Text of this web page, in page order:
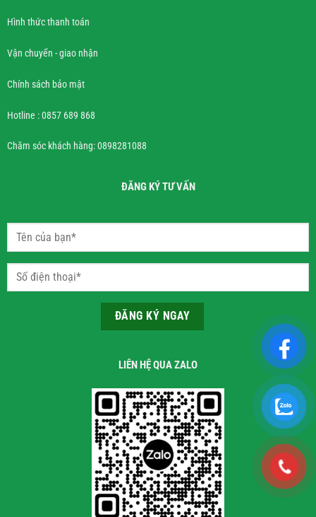
Hình thức thanh toán
Vận chuyển - giao nhận
Chính sách bảo mật
Hotline : 0857 689 868
Chăm sóc khách hàng: 0898281088
ĐĂNG KÝ TƯ VẤN
LIÊN HỆ QUA ZALO